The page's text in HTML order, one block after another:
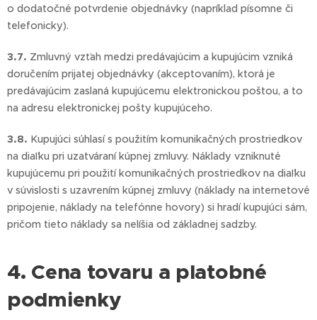
o dodatočné potvrdenie objednávky (napríklad písomne či
telefonicky).
3.7. Zmluvný vzťah medzi predávajúcim a kupujúcim vzniká
doručením prijatej objednávky (akceptovaním), ktorá je
predávajúcim zaslaná kupujúcemu elektronickou poštou, a to
na adresu elektronickej pošty kupujúceho.
3.8. Kupujúci súhlasí s použitím komunikačných prostriedkov
na diaľku pri uzatváraní kúpnej zmluvy. Náklady vzniknuté
kupujúcemu pri použití komunikačných prostriedkov na diaľku
v súvislosti s uzavrením kúpnej zmluvy (náklady na internetové
pripojenie, náklady na telefónne hovory) si hradí kupujúci sám,
pričom tieto náklady sa nelíšia od základnej sadzby.
4. Cena tovaru a platobné
podmienky